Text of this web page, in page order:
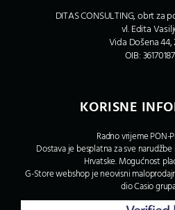
DITAS CONSULTING, obrt za
vl. Edita
Vida Došena
OIB:
KORISNE
Radno vrijeme PON-
Dostava je besplatna za sve
Hrvatske. Mogućnost
G-Store webshop je neovisni
dio Casio